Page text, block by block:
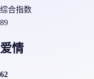
综合指数
89
爱情
62